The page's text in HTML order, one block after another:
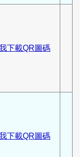
下載QR圖碼
下載QR圖碼